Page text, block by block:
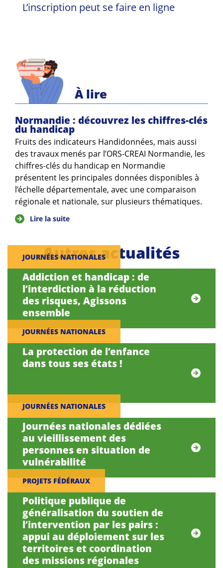
L’inscription peut se faire en ligne
À lire
Normandie : découvrez les chiffres-clés
du handicap
Fruits des indicateurs Handidonnées, mais aussi
des travaux menés par l’ORS-CREAI Normandie, les
chiffres-clés du handicap en Normandie
présentent les principales données disponibles à
l’échelle départementale, avec une comparaison
régionale et nationale, sur plusieurs thématiques.
Lire la suite
Autres actualités
JOURNÉES NATIONALES
Addiction et handicap : de
l’interdiction à la réduction
des risques, Agissons
ensemble
JOURNÉES NATIONALES
La protection de l’enfance
dans tous ses états !
JOURNÉES NATIONALES
Journées nationales dédiées
au vieillissement des
personnes en situation de
vulnérabilité
PROJETS FÉDÉRAUX
Politique publique de
généralisation du soutien de
l’intervention par les pairs :
appui au déploiement sur les
territoires et coordination
des missions régionales